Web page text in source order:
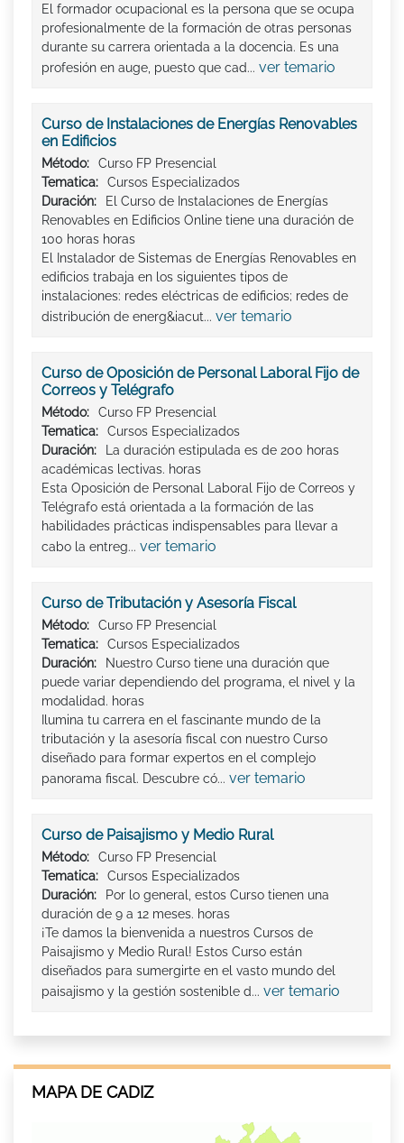
El formador ocupacional es la persona que se ocupa
profesionalmente de la formación de otras personas
durante su carrera orientada a la docencia. Es una
profesión en auge, puesto que cad... ver temario
Curso de Instalaciones de Energías Renovables
en Edificios
Método:
Curso FP Presencial
Tematica:
Cursos Especializados
Duración:
El Curso de Instalaciones de Energías
Renovables en Edificios Online tiene una duración de
100 horas horas
El Instalador de Sistemas de Energías Renovables en
edificios trabaja en los siguientes tipos de
instalaciones: redes eléctricas de edificios; redes de
distribución de energ&iacut... ver temario
Curso de Oposición de Personal Laboral Fijo de
Correos y Telégrafo
Método:
Curso FP Presencial
Tematica:
Cursos Especializados
Duración:
La duración estipulada es de 200 horas
académicas lectivas. horas
Esta Oposición de Personal Laboral Fijo de Correos y
Telégrafo está orientada a la formación de las
habilidades prácticas indispensables para llevar a
cabo la entreg... ver temario
Curso de Tributación y Asesoría Fiscal
Método:
Curso FP Presencial
Tematica:
Cursos Especializados
Duración:
Nuestro Curso tiene una duración que
puede variar dependiendo del programa, el nivel y la
modalidad. horas
Ilumina tu carrera en el fascinante mundo de la
tributación y la asesoría fiscal con nuestro Curso
diseñado para formar expertos en el complejo
panorama fiscal. Descubre có... ver temario
Curso de Paisajismo y Medio Rural
Método:
Curso FP Presencial
Tematica:
Cursos Especializados
Duración:
Por lo general, estos Curso tienen una
duración de 9 a 12 meses. horas
¡Te damos la bienvenida a nuestros Cursos de
Paisajismo y Medio Rural! Estos Curso están
diseñados para sumergirte en el vasto mundo del
paisajismo y la gestión sostenible d... ver temario
MAPA DE CADIZ